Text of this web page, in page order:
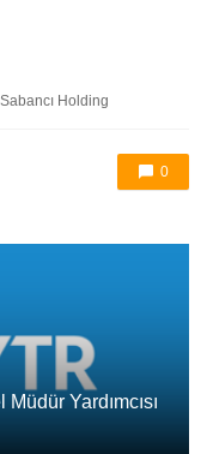
Sabancı Holding
0
Yardımcısı